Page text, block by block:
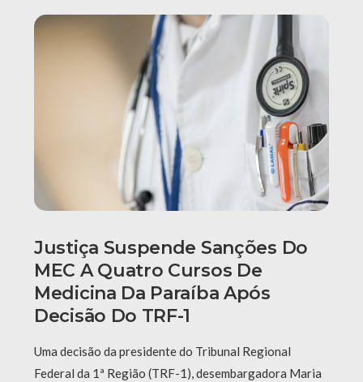
Justiça Suspende Sanções Do
MEC A Quatro Cursos De
Medicina Da Paraíba Após
Decisão Do TRF-1
Uma decisão da presidente do Tribunal Regional
Federal da 1ª Região (TRF-1), desembargadora Maria